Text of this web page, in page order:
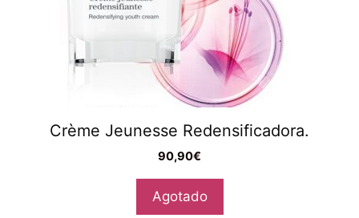
Crème Jeunesse Redensificadora.
90,90€
Agotado